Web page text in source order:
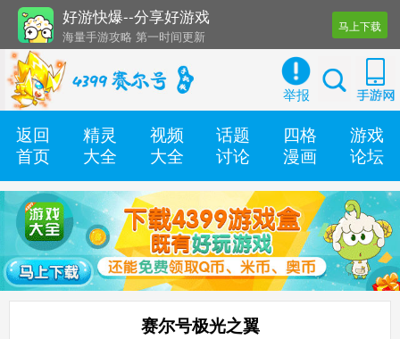
好游快爆--分享好游戏
海量手游攻略 第一时间更新
还有几十款实用辅助工具
马上下载
举报
返回
首页
精灵
大全
视频
大全
话题
讨论
四格
漫画
游戏
论坛
赛尔号极光之翼